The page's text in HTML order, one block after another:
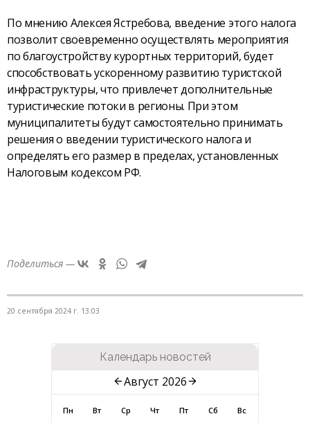
По мнению Алексея Ястребова, введение этого налога
позволит своевременно осуществлять мероприятия
по благоустройству курортных территорий, будет
способствовать ускоренному развитию туристской
инфраструктуры, что привлечет дополнительные
туристические потоки в регионы. При этом
муниципалитеты будут самостоятельно принимать
решения о введении туристического налога и
определять его размер в пределах, установленных
Налоговым кодексом РФ.
Поделиться —
20 сентября 2024 г. 13:03
Календарь новостей
Август 2026
Пн Вт Ср Чт Пт Сб Вс